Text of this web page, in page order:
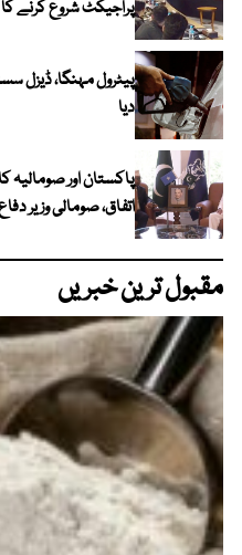
پراجیکٹ شروع کرنے
پیٹرول مہنگا، ڈیزل
دیا
پاکستان اور صومالیہ
اتفاق، صومالی وزیر
مقبول ترین خبریں